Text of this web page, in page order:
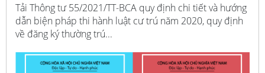
Tải Thông tư 55/2021/TT-BCA quy định chi tiết và hướng
dẫn biện pháp thi hành luật cư trú năm 2020, quy định
về đăng ký thường trú...